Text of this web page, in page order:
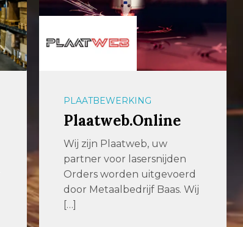
PLAATBEWERKING
Plaatweb.Online
Wij zijn Plaatweb, uw
partner voor lasersnijden
Orders worden uitgevoerd
door Metaalbedrijf Baas. Wij
[…]